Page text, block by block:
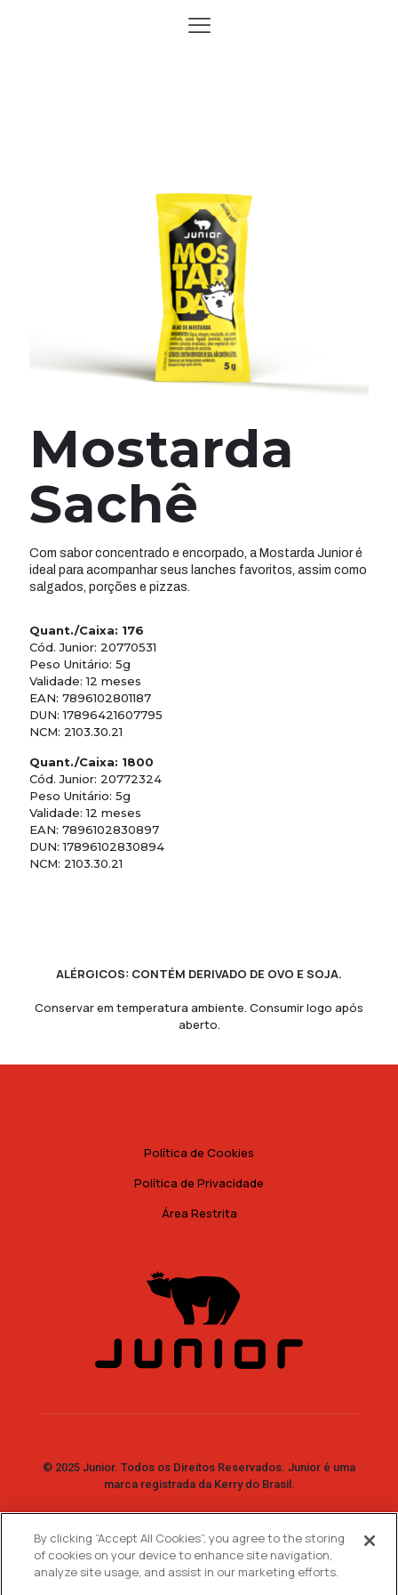
Mostarda
Sachê
Com sabor concentrado e encorpado, a Mostarda Junior é
ideal para acompanhar seus lanches favoritos, assim como
salgados, porções e pizzas.
Quant./Caixa: 176
Cód. Junior: 20770531
Peso Unitário: 5g
Validade: 12 meses
EAN: 7896102801187
DUN: 17896421607795
NCM: 2103.30.21
Quant./Caixa: 1800
Cód. Junior: 20772324
Peso Unitário: 5g
Validade: 12 meses
EAN: 7896102830897
DUN: 17896102830894
NCM: 2103.30.21
ALÉRGICOS: CONTÉM DERIVADO DE OVO E SOJA.
Conservar em temperatura ambiente. Consumir logo após
aberto.
Política de Cookies
Política de Privacidade
Área Restrita
© 2025 Junior. Todos os Direitos Reservados. Junior é uma
marca registrada da Kerry do Brasil.
Fale Conosco
By clicking “Accept All Cookies”, you agree to the storing
of cookies on your device to enhance site navigation,
analyze site usage, and assist in our marketing efforts.